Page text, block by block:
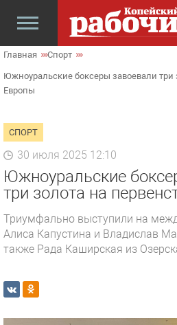
Главная Спорт
Южноуральские боксеры завоевали три
Европы
СПОРТ
30 июля 2025 12:10
Южноуральские
три золота на
Триумфально выступили на
Алиса Капустина и Владислав
также Рада Каширская из